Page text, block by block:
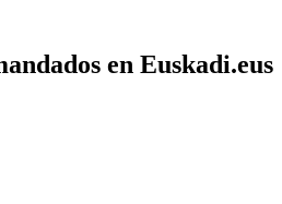
en Euskadi.eus